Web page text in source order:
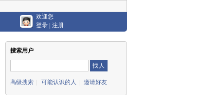
欢迎您
登录
注册
搜索用户
高级搜索 可能认识的人 邀请好友